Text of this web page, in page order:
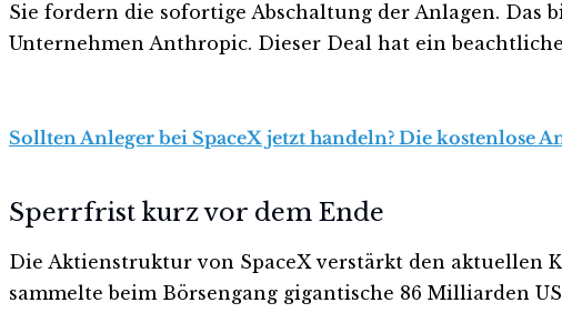
Sie fordern die sofortige Abschaltung der Anlagen.
Unternehmen Anthropic. Dieser Deal hat ein
Sollten Anleger bei SpaceX jetzt handeln? Die kostenlose
Sperrfrist kurz vor dem Ende
Die Aktienstruktur von SpaceX verstärkt den aktuellen
sammelte beim Börsengang gigantische 86 Milliarden